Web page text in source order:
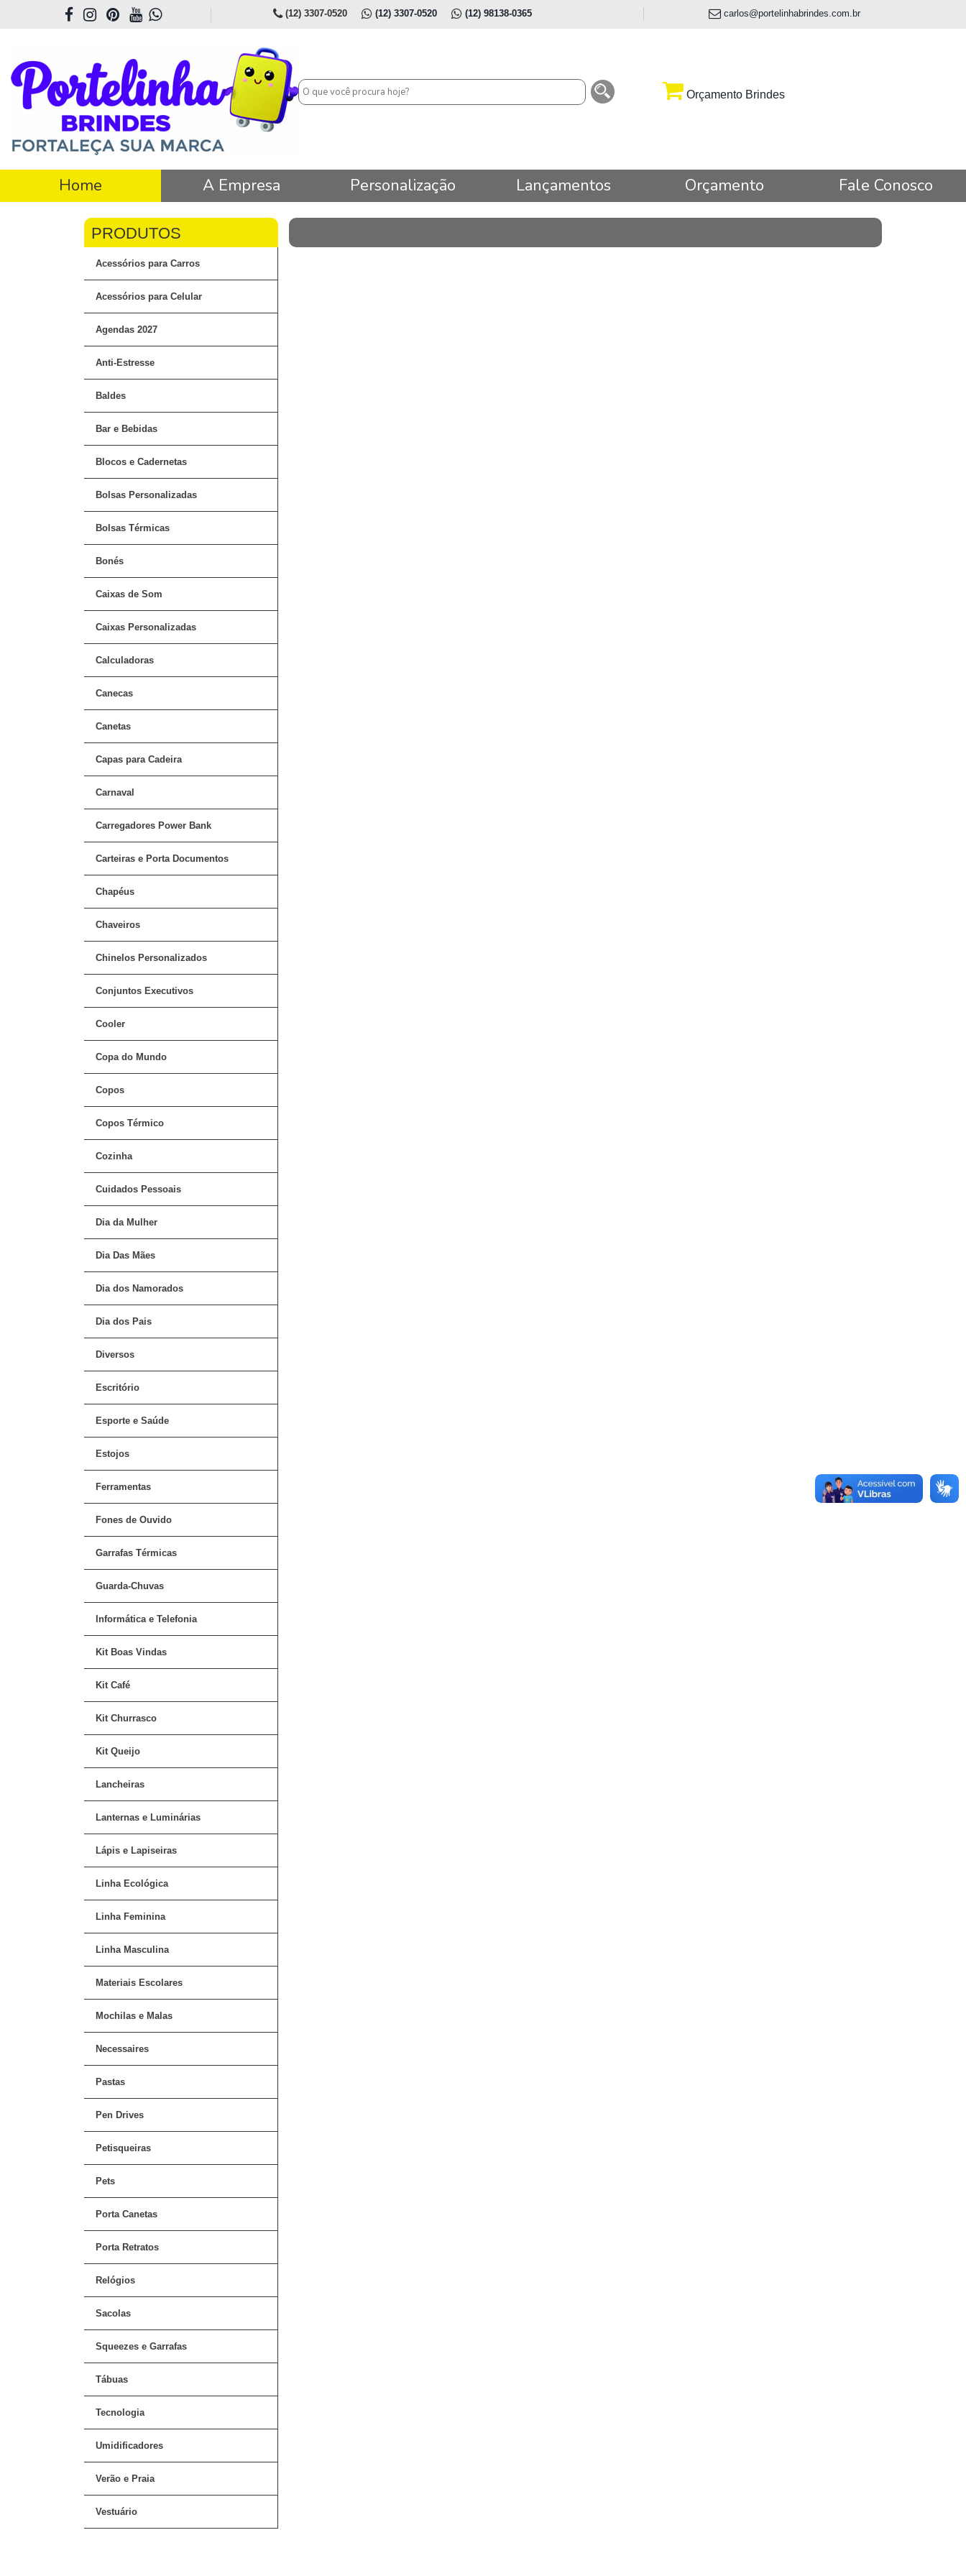
(12) 3307-0520 (12) 3307-0520 (12) 98138-0365 carlos@portelinhabrindes.com.br
Orçamento Brindes
Home A Empresa Personalização Lançamentos Orçamento Fale Conosco
Acessórios para Carros
Acessórios para Celular
Agendas 2027
Anti-Estresse
Baldes
Bar e Bebidas
Blocos e Cadernetas
Bolsas Personalizadas
Bolsas Térmicas
Bonés
Caixas de Som
Caixas Personalizadas
Calculadoras
Canecas
Canetas
Capas para Cadeira
Carnaval
Carregadores Power Bank
Carteiras e Porta Documentos
Chapéus
Chaveiros
Chinelos Personalizados
Conjuntos Executivos
Cooler
Copa do Mundo
Copos
Copos Térmico
Cozinha
Cuidados Pessoais
Dia da Mulher
Dia Das Mães
Dia dos Namorados
Dia dos Pais
Diversos
Escritório
Esporte e Saúde
Estojos
Ferramentas
Fones de Ouvido
Garrafas Térmicas
Guarda-Chuvas
Informática e Telefonia
Kit Boas Vindas
Kit Café
Kit Churrasco
Kit Queijo
Lancheiras
Lanternas e Luminárias
Lápis e Lapiseiras
Linha Ecológica
Linha Feminina
Linha Masculina
Materiais Escolares
Mochilas e Malas
Necessaires
Pastas
Pen Drives
Petisqueiras
Pets
Porta Canetas
Porta Retratos
Relógios
Sacolas
Squeezes e Garrafas
Tábuas
Tecnologia
Umidificadores
Verão e Praia
Vestuário